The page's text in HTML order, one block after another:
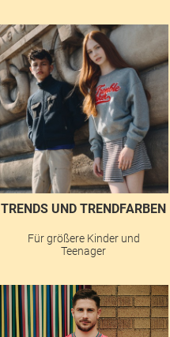
TRENDS UND TRENDFARBEN
Für größere Kinder und
Teenager